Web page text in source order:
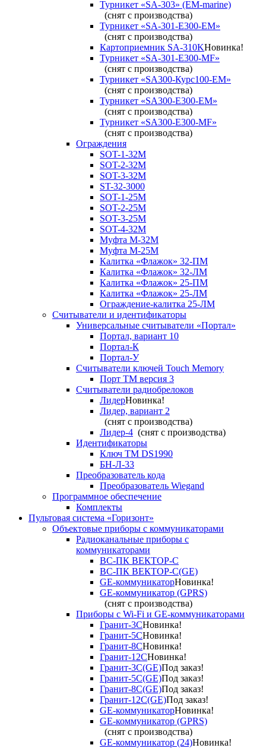
Турникет «SA-303» (EM-marine)
(снят с производства)
Турникет «SA-301-Е300-ЕМ»
(снят с производства)
Картоприемник SA-310KНовинка!
Турникет «SA-301-Е300-MF»
(снят с производства)
Турникет «SA300-Курс100-ЕМ»
(снят с производства)
Турникет «SA300-Е300-EM»
(снят с производства)
Турникет «SA300-Е300-MF»
(снят с производства)
Ограждения
SOT-1-32М
SOT-2-32М
SOT-3-32М
ST-32-3000
SOT-1-25М
SOT-2-25М
SOT-3-25М
SOT-4-32M
Муфта M-32М
Муфта M-25М
Калитка «Флажок» 32-ПМ
Калитка «Флажок» 32-ЛМ
Калитка «Флажок» 25-ПМ
Калитка «Флажок» 25-ЛМ
Ограждение-калитка 25-ЛМ
Считыватели и идентификаторы
Универсальные считыватели «Портал»
Портал, вариант 10
Портал-К
Портал-У
Считыватели ключей Touch Memory
Порт TM версия 3
Считыватели радиобрелоков
ЛидерНовинка!
Лидер, вариант 2
(снят с производства)
Лидер-4 (снят с производства)
Идентификаторы
Ключ TM DS1990
БН-Л-33
Преобразователь кода
Преобразователь Wiegand
Программное обеспечение
Комплекты
Пультовая система «Горизонт»
Объектовые приборы с коммуникаторами
Радиоканальные приборы с
коммуникаторами
ВС-ПК ВЕКТОР-С
ВС-ПК ВЕКТОР-С(GE)
GE-коммуникаторНовинка!
GE-коммуникатор (GPRS)
(снят с производства)
Приборы с Wi-Fi и GE-коммуникаторами
Гранит-3СНовинка!
Гранит-5СНовинка!
Гранит-8СНовинка!
Гранит-12СНовинка!
Гранит-3С(GE)Под заказ!
Гранит-5С(GE)Под заказ!
Гранит-8С(GE)Под заказ!
Гранит-12С(GE)Под заказ!
GE-коммуникаторНовинка!
GE-коммуникатор (GPRS)
(снят с производства)
GE-коммуникатор (24)Новинка!